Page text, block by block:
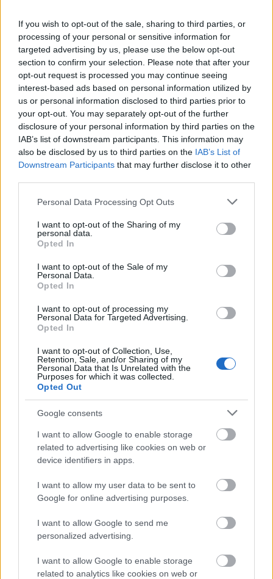
If you wish to opt-out of the sale, sharing to third parties, or
processing of your personal or sensitive information for
targeted advertising by us, please use the below opt-out
section to confirm your selection. Please note that after your
opt-out request is processed you may continue seeing
interest-based ads based on personal information utilized by
us or personal information disclosed to third parties prior to
your opt-out. You may separately opt-out of the further
disclosure of your personal information by third parties on the
IAB’s list of downstream participants. This information may
also be disclosed by us to third parties on the IAB’s List of
Downstream Participants that may further disclose it to other
Please note that this website/app uses one or more Google
not limited to your visit or usage behaviour. You may click to
grant or deny consent to Google and its third-party tags to
use your data for below specified purposes in below Google
consent section.
Personal Data Processing Opt Outs
I want to opt-out of the Sharing of my
personal data.
Opted In
I want to opt-out of the Sale of my
Personal Data.
Opted In
I want to opt-out of processing my
Personal Data for Targeted Advertising.
Opted In
I want to opt-out of Collection, Use,
Retention, Sale, and/or Sharing of my
Personal Data that Is Unrelated with the
Purposes for which it was collected.
Opted Out
Google consents
I want to allow Google to enable storage
related to advertising like cookies on web or
device identifiers in apps.
I want to allow my user data to be sent to
Google for online advertising purposes.
I want to allow Google to send me
personalized advertising.
I want to allow Google to enable storage
related to analytics like cookies on web or
Aktuális kiállításaink